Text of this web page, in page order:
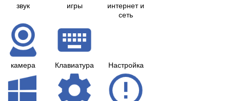
звук игры
интернет и
сеть
камера Клавиатура Настройка